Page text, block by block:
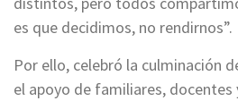
es que decidimos, no rendirnos”.
Por ello, celebró la culminación
el apoyo de familiares, docentes